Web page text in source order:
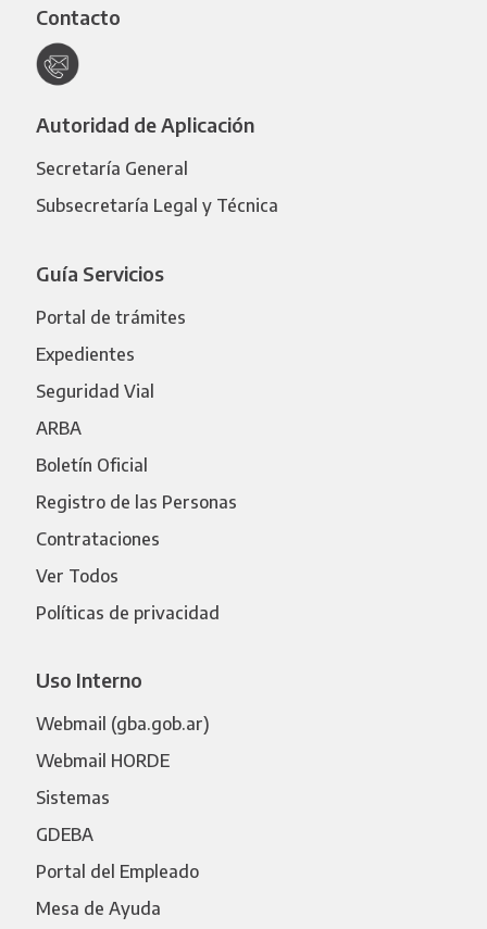
Contacto
Autoridad de Aplicación
Secretaría General
Subsecretaría Legal y Técnica
Guía Servicios
Portal de trámites
Expedientes
Seguridad Vial
ARBA
Boletín Oficial
Registro de las Personas
Contrataciones
Ver Todos
Políticas de privacidad
Uso Interno
Webmail (gba.gob.ar)
Webmail HORDE
Sistemas
GDEBA
Portal del Empleado
Mesa de Ayuda